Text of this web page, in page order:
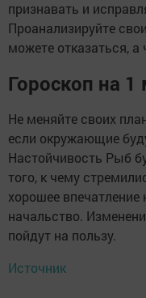
признавать и
Проанализируйте
можете отказаться, а
Гороскоп на
Не меняйте своих
если окружающие
Настойчивость Рыб
того, к чему
хорошее
начальство.
пойдут на пользу.
Источник